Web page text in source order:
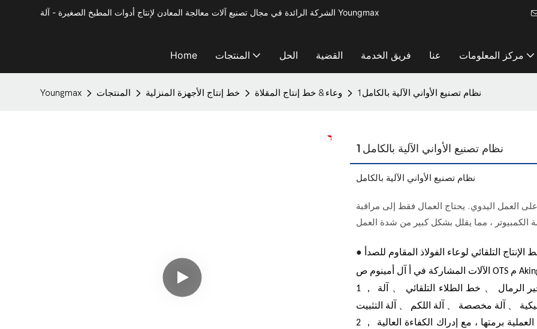
الشركة الرائدة في مجال تصنيع آلات معالجة المعادن لإنتاج أدوات المطبخ الصغيرة - آلة Youngmax
Home المنتجات الحل القضية فريق الخدمة عنا مركز المعلومات
Youngmax المنتجات خط إنتاج الأجهزة المنزلية وعاء & خط إنتاج المقلاة نظام تصنيع الأواني الآلية بالكامل1
نظام تصنيع الأواني الآلية بالكامل1
نظام تصنيع الأواني الآلية بالكامل
على العمل اليدوي. يحتاج العمال فقط إلى مراقبة
، مما يقلل بشكل كبير من شدة العمل
● الإنتاج التلقائي لوعاء الفولاذ المقاوم للصدأ
الآلات المشاركة في أ آل أمينومص OTS م
الرمال
خط الطلاء التلقائي
آلة
آلة مخصصة آلة اللكم
آلة التثبيت
2 ， من معالجة المواد الخام إلى تعبئة المنتجات النهائية لأتمتة العملية برمتها ، مع إدراك الكفاءة العالية